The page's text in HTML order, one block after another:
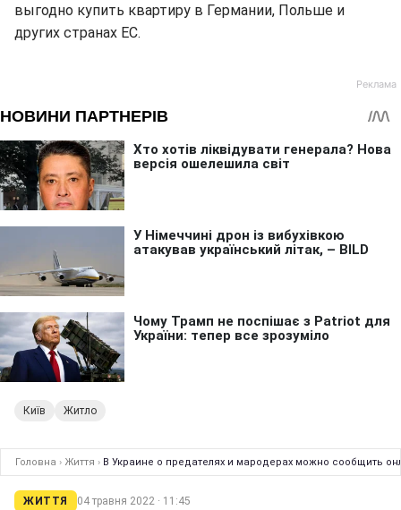
выгодно купить квартиру в Германии, Польше и
других странах ЕС.
Київ Житло
Головна › Життя › В Украине о предателях и мародерах можно сообщить
ЖИТТЯ 04 травня 2022 · 11:45